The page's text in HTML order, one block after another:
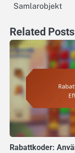
Samlarobjekt
Related Posts
Rabattkoder: